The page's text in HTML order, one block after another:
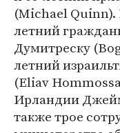
(Michael Quinn).
летний
Думитреску
летний
(Eliav
Ирландии
также трое